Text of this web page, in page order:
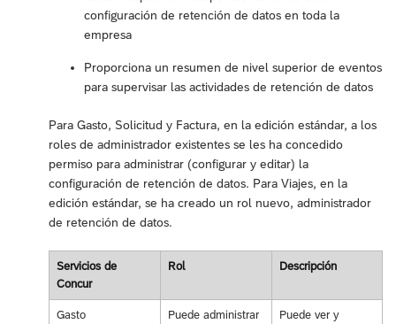
configuración de retención de datos en toda la
empresa
Proporciona un resumen de nivel superior de eventos
para supervisar las actividades de retención de datos
Para Gasto, Solicitud y Factura, en la edición estándar, a los
roles de administrador existentes se les ha concedido
permiso para administrar (configurar y editar) la
configuración de retención de datos. Para Viajes, en la
edición estándar, se ha creado un rol nuevo, administrador
de retención de datos.
Servicios de
Concur
Rol Descripción
Gasto Puede administrar
Puede ver y